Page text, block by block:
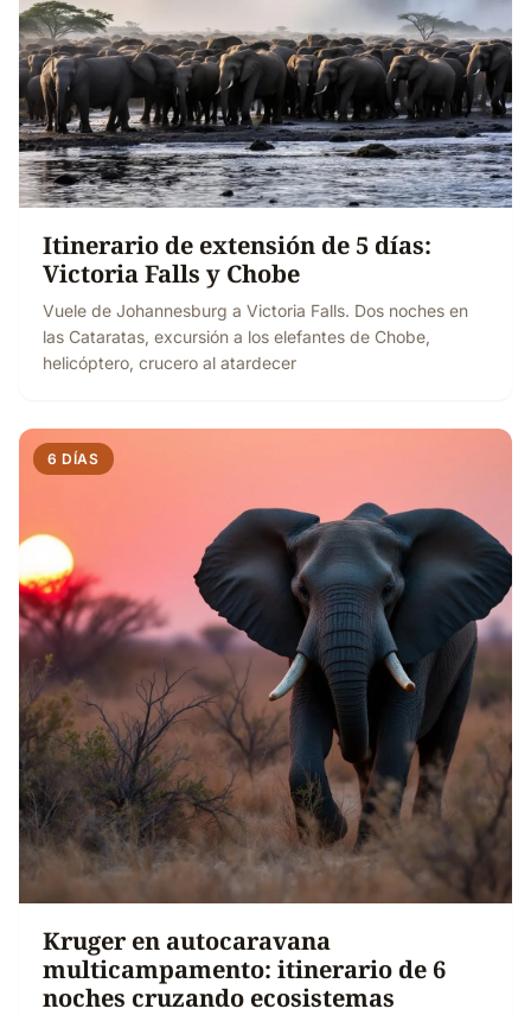
Itinerario de extensión de 5 días:
Victoria Falls y Chobe
Vuele de Johannesburg a Victoria Falls. Dos noches en
las Cataratas, excursión a los elefantes de Chobe,
helicóptero, crucero al atardecer
6 DÍAS
Kruger en autocaravana
multicampamento: itinerario de 6
noches cruzando ecosistemas